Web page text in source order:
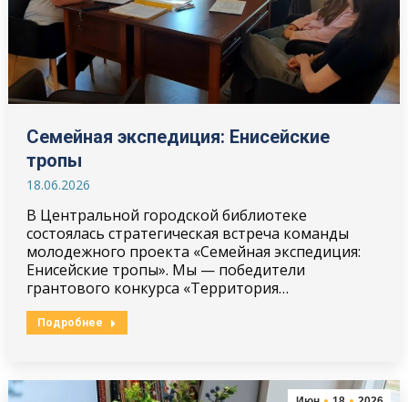
Семейная экспедиция: Енисейские
тропы
18.06.2026
В Центральной городской библиотеке
состоялась стратегическая встреча команды
молодежного проекта «Семейная экспедиция:
Енисейские тропы». Мы — победители
грантового конкурса «Территория…
Подробнее